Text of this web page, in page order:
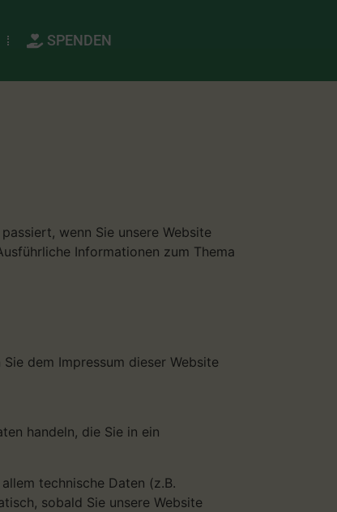
SPENDEN
wenn Sie unsere Website
Informationen zum Thema
dem Impressum dieser Website
handeln, die Sie in ein
technische Daten (z.B.
sobald Sie unsere Website